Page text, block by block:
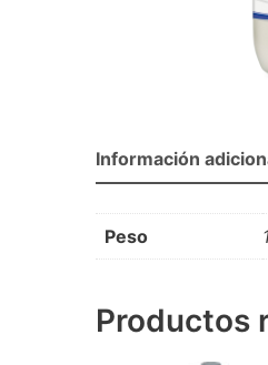
Información
Peso
Productos